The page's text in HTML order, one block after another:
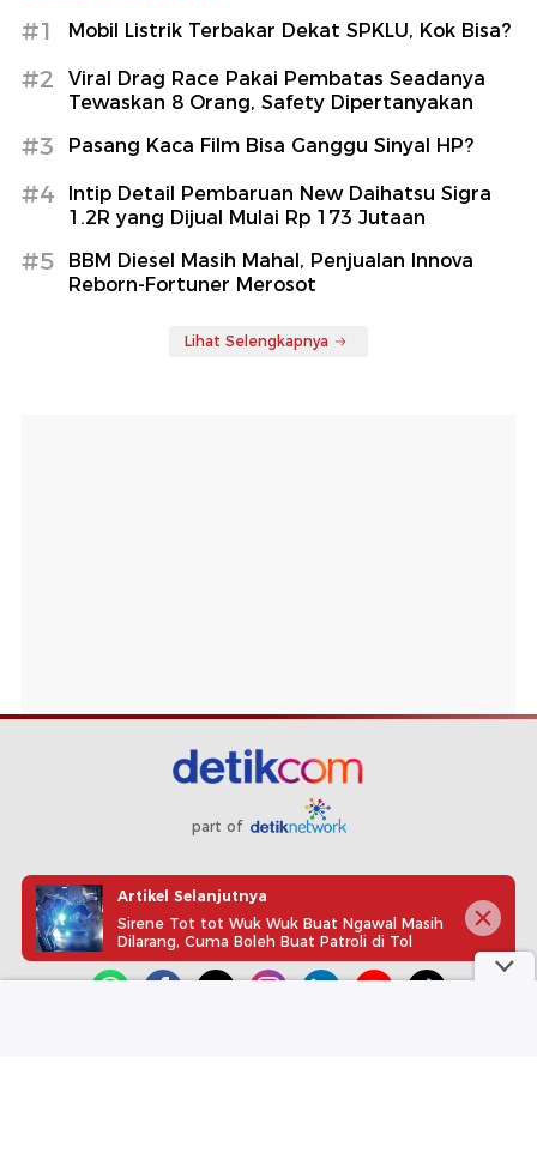
#1 Mobil Listrik Terbakar Dekat SPKLU, Kok Bisa?
#2
Viral Drag Race Pakai Pembatas Seadanya
Tewaskan 8 Orang, Safety Dipertanyakan
#3 Pasang Kaca Film Bisa Ganggu Sinyal HP?
#4
Intip Detail Pembaruan New Daihatsu Sigra
1.2R yang Dijual Mulai Rp 173 Jutaan
#5
BBM Diesel Masih Mahal, Penjualan Innova
Reborn-Fortuner Merosot
Lihat Selengkapnya
part of
Redaksi Pedoman Media Siber Karir
Kotak Pos
Info Iklan
Privacy Policy Disclaimer
Artikel Selanjutnya
Sirene Tot tot Wuk Wuk Buat Ngawal Masih
Dilarang, Cuma Boleh Buat Patroli di Tol